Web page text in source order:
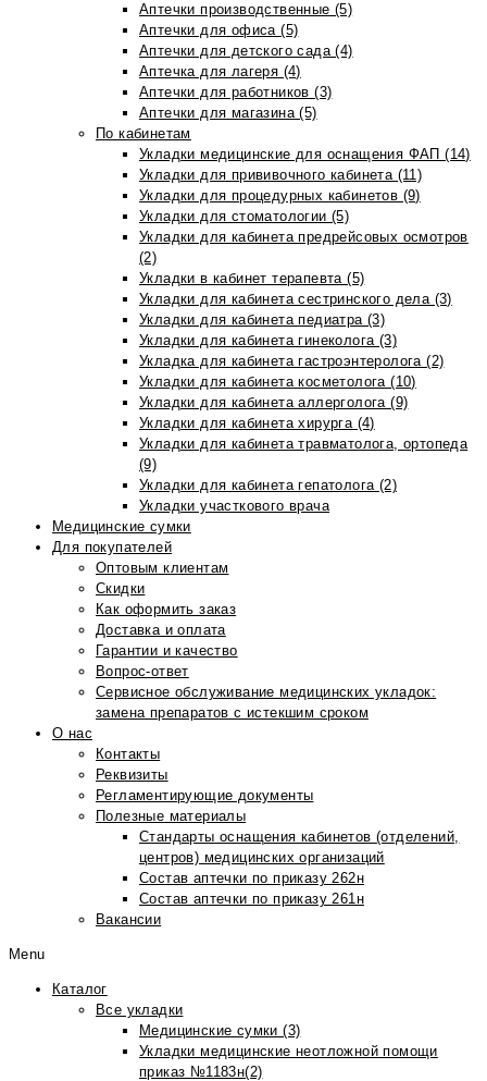
Аптечки производственные (5)
Аптечки для офиса (5)
Аптечки для детского сада (4)
Аптечка для лагеря (4)
Аптечки для работников (3)
Аптечки для магазина (5)
По кабинетам
Укладки медицинские для оснащения ФАП (14)
Укладки для прививочного кабинета (11)
Укладки для процедурных кабинетов (9)
Укладки для стоматологии (5)
Укладки для кабинета предрейсовых осмотров
(2)
Укладки в кабинет терапевта (5)
Укладки для кабинета сестринского дела (3)
Укладки для кабинета педиатра (3)
Укладки для кабинета гинеколога (3)
Укладка для кабинета гастроэнтеролога (2)
Укладки для кабинета косметолога (10)
Укладки для кабинета аллерголога (9)
Укладки для кабинета хирурга (4)
Укладки для кабинета травматолога, ортопеда
(9)
Укладки для кабинета гепатолога (2)
Укладки участкового врача
Медицинские сумки
Для покупателей
Оптовым клиентам
Скидки
Как оформить заказ
Доставка и оплата
Гарантии и качество
Вопрос-ответ
Сервисное обслуживание медицинских укладок:
замена препаратов с истекшим сроком
О нас
Контакты
Реквизиты
Регламентирующие документы
Полезные материалы
Стандарты оснащения кабинетов (отделений,
центров) медицинских организаций
Состав аптечки по приказу 262н
Состав аптечки по приказу 261н
Вакансии
Menu
Каталог
Все укладки
Медицинские сумки (3)
Укладки медицинские неотложной помощи
приказ №1183н(2)